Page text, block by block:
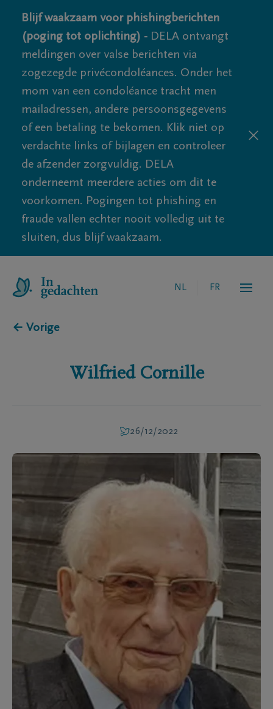
Blijf waakzaam voor phishingberichten
(poging tot oplichting) - DELA ontvangt
meldingen over valse berichten via
zogezegde privécondoléances. Onder het
mom van een condoléance tracht men
mailadressen, andere persoonsgegevens
of een betaling te bekomen. Klik niet op
verdachte links of bijlagen en controleer
de afzender zorgvuldig. DELA
onderneemt meerdere acties om dit te
voorkomen. Pogingen tot phishing en
fraude vallen echter nooit volledig uit te
sluiten, dus blijf waakzaam.
NL FR
← Vorige
Wilfried Cornille
26/12/2022